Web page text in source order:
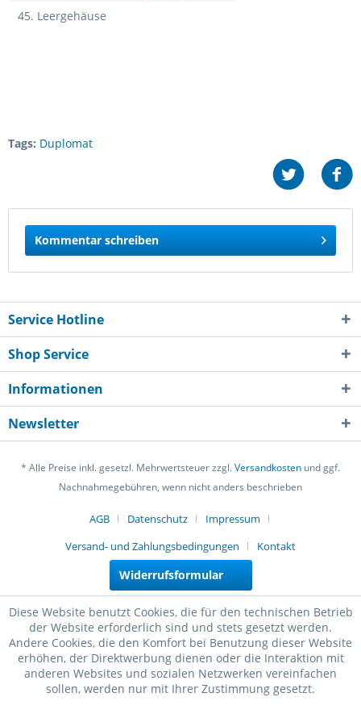
45. Leergehäuse
Tags: Duplomat
Kommentar schreiben
Service Hotline
Shop Service
Informationen
Newsletter
* Alle Preise inkl. gesetzl. Mehrwertsteuer zzgl.Versandkosten und ggf.
Nachnahmegebühren, wenn nicht anders beschrieben
AGB Datenschutz
Impressum
Versand- und Zahlungsbedingungen
Kontakt
Widerrufsformular
Diese Website benutzt Cookies, die für den technischen Betrieb
der Website erforderlich sind und stets gesetzt werden.
Andere Cookies, die den Komfort bei Benutzung dieser Website
erhöhen, der Direktwerbung dienen oder die Interaktion mit
anderen Websites und sozialen Netzwerken vereinfachen
sollen, werden nur mit Ihrer Zustimmung gesetzt.